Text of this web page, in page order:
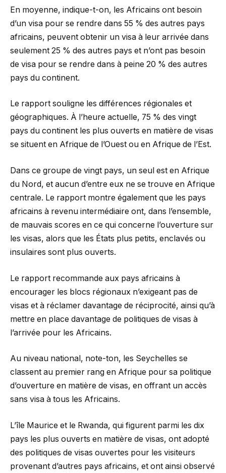
En moyenne, indique-t-on, les Africains ont besoin
d’un visa pour se rendre dans 55 % des autres pays
africains, peuvent obtenir un visa à leur arrivée dans
seulement 25 % des autres pays et n’ont pas besoin
de visa pour se rendre dans à peine 20 % des autres
pays du continent.
Le rapport souligne les différences régionales et
géographiques. À l’heure actuelle, 75 % des vingt
pays du continent les plus ouverts en matière de visas
se situent en Afrique de l’Ouest ou en Afrique de l’Est.
Dans ce groupe de vingt pays, un seul est en Afrique
du Nord, et aucun d’entre eux ne se trouve en Afrique
centrale. Le rapport montre également que les pays
africains à revenu intermédiaire ont, dans l’ensemble,
de mauvais scores en ce qui concerne l’ouverture sur
les visas, alors que les États plus petits, enclavés ou
insulaires sont plus ouverts.
Le rapport recommande aux pays africains à
encourager les blocs régionaux n’exigeant pas de
visas et à réclamer davantage de réciprocité, ainsi qu’à
mettre en place davantage de politiques de visas à
l’arrivée pour les Africains.
Au niveau national, note-ton, les Seychelles se
classent au premier rang en Afrique pour sa politique
d’ouverture en matière de visas, en offrant un accès
sans visa à tous les Africains.
L’île Maurice et le Rwanda, qui figurent parmi les dix
pays les plus ouverts en matière de visas, ont adopté
des politiques de visas ouvertes pour les visiteurs
provenant d’autres pays africains, et ont ainsi observé